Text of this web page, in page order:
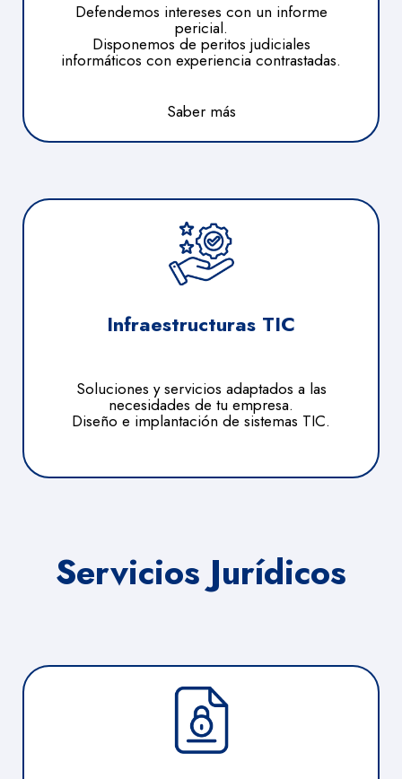
Defendemos intereses con un informe
pericial.
Disponemos de peritos judiciales
informáticos con experiencia contrastadas.
Saber más
Infraestructuras TIC
Soluciones y servicios adaptados a las
necesidades de tu empresa.
Diseño e implantación de sistemas TIC.
Servicios Jurídicos